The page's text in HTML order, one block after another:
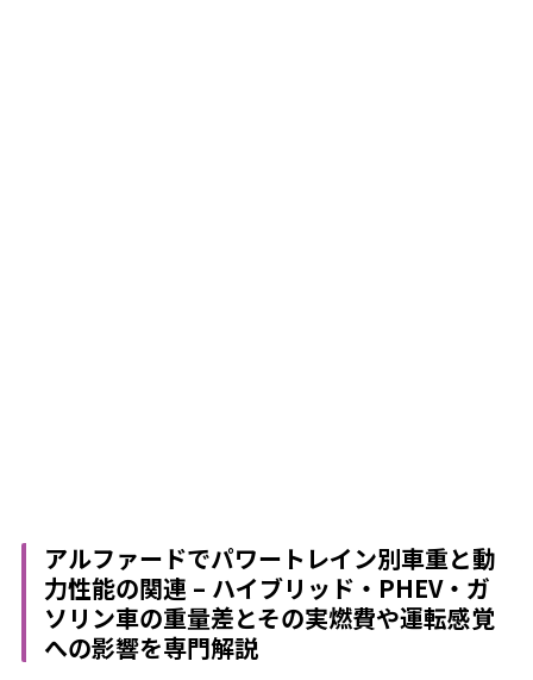
アルファードでパワートレイン別車重と動
力性能の関連 – ハイブリッド・PHEV・ガ
ソリン車の重量差とその実燃費や運転感覚
への影響を専門解説